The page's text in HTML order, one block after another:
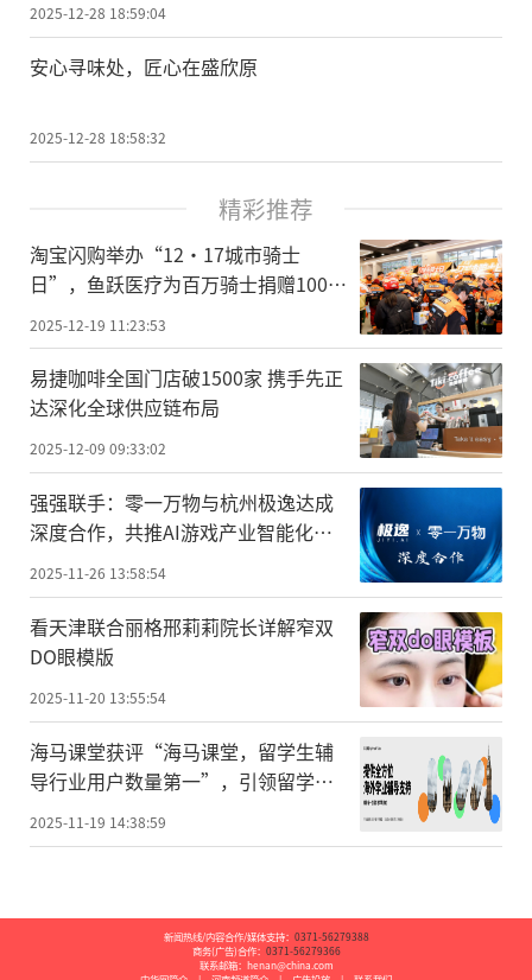
2025-12-28 18:59:04
安心寻味处，匠心在盛欣原
2025-12-28 18:58:32
精彩推荐
淘宝闪购举办“12·17城市骑士
日”，鱼跃医疗为百万骑士捐赠100万
2025-12-19 11:23:53
易捷咖啡全国门店破1500家 携手先正
达深化全球供应链布局
2025-12-09 09:33:02
强强联手：零一万物与杭州极逸达成
深度合作，共推AI游戏产业智能化升
级
2025-11-26 13:58:54
看天津联合丽格邢莉莉院长详解窄双
DO眼模版
2025-11-20 13:55:54
海马课堂获评“海马课堂，留学生辅
导行业用户数量第一”，引领留学生
辅导赛道高速发展
2025-11-19 14:38:59
新闻热线/内容合作/媒体支持： 0371-56279388
商务(广告)合作： 0371-56279366
联系邮箱：henan@china.com